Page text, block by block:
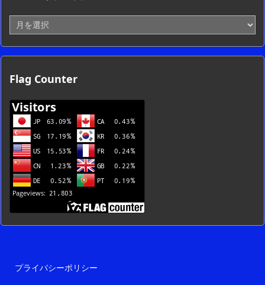
ー
カ
イ
一
Flag Counter
プライバシーポリシー